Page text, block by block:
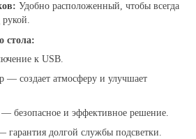
Удобно расположенный, чтобы всегда
стола:
к USB.
— создает атмосферу и улучшает
безопасное и эффективное решение.
гарантия долгой службы подсветки.